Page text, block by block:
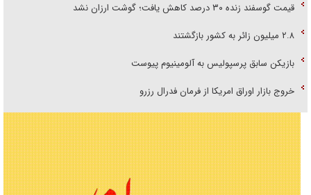
قیمت گوسفند زنده ۳۰ درصد کاهش یافت؛ گوشت ارزان نشد
۲.۸ میلیون زائر به کشور بازگشتند
بازیکن سابق پرسپولیس به آلومینیوم پیوست
خروج بازار اوراق امریکا از فرمان فدرال رزرو